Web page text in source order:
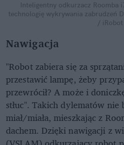
Inteligentny odkurzacz Roomba
technologię wykrywania zabrudzeń
/ iRobot
Nawigacja
"Robot zabiera się za
przestawić lampę, żeby
przewrócił? A może i
stłuc". Takich dylematów nie
miał/miała, mieszkając z
dachem. Dzięki nawigacji z